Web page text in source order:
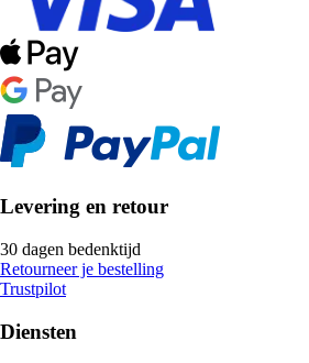
Levering en retour
30 dagen bedenktijd
Retourneer je bestelling
Trustpilot
Diensten